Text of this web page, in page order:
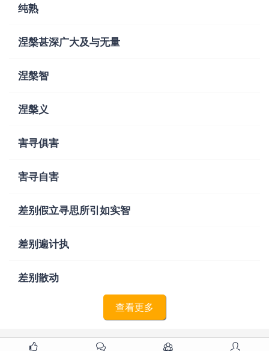
纯熟
涅槃甚深广大及与无量
涅槃智
涅槃义
害寻俱害
害寻自害
差别假立寻思所引如实智
差别遍计执
差别散动
查看更多